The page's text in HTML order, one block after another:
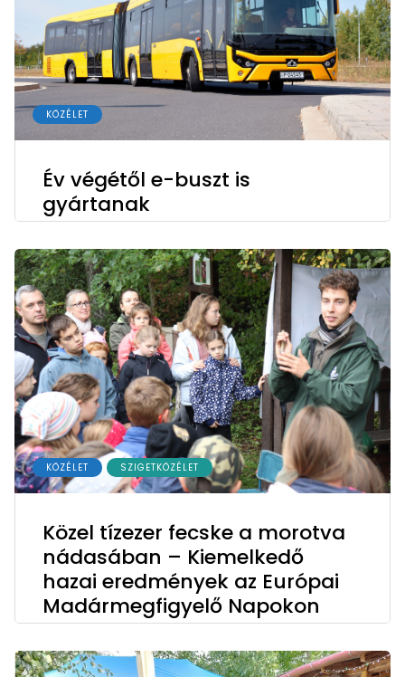
KÖZÉLET
Év végétől e-buszt is
gyártanak
KÖZÉLET SZIGETKÖZÉLET
Közel tízezer fecske a morotva
nádasában – Kiemelkedő
hazai eredmények az Európai
Madármegfigyelő Napokon